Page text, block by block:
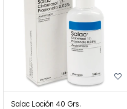
Salac Loción 40 Grs.